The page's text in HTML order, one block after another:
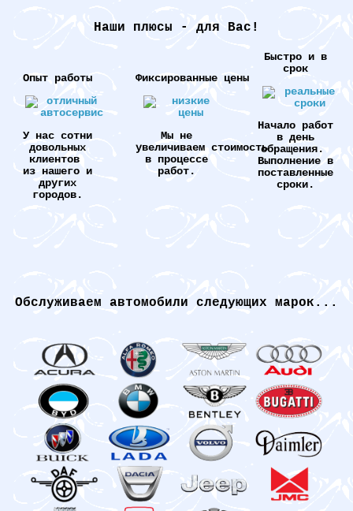
Наши плюсы - для Вас!
Опыт работы
У нас сотни
довольных
клиентов
из нашего и
других
городов.
Фиксированные цены
Мы не
увеличиваем стоимость
в процессе
работ.
Быстро и в
срок
Начало работ
в день
обращения.
Выполнение в
поставленные
сроки.
Обслуживаем автомобили следующих марок...